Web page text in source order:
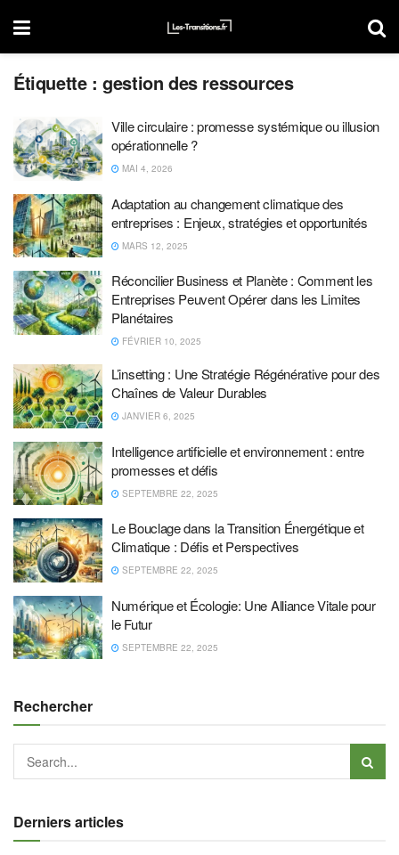
Étiquette :gestion des ressources
Ville circulaire : promesse systémique ou illusion
opérationnelle ?
MAI 4, 2026
Adaptation au changement climatique des
entreprises : Enjeux, stratégies et opportunités
MARS 12, 2025
Réconcilier Business et Planète : Comment les
Entreprises Peuvent Opérer dans les Limites
Planétaires
FÉVRIER 10, 2025
L’insetting : Une Stratégie Régénérative pour des
Chaînes de Valeur Durables
JANVIER 6, 2025
Intelligence artificielle et environnement : entre
promesses et défis
SEPTEMBRE 22, 2025
Le Bouclage dans la Transition Énergétique et
Climatique : Défis et Perspectives
SEPTEMBRE 22, 2025
Numérique et Écologie: Une Alliance Vitale pour
le Futur
SEPTEMBRE 22, 2025
Rechercher
Derniers articles